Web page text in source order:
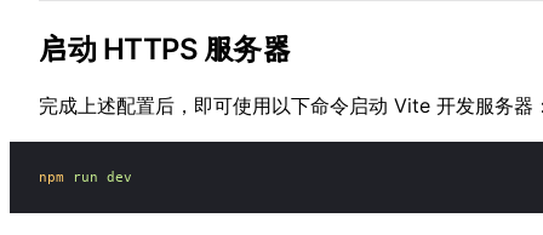
启动 HTTPS 服务器
完︀成上述配⁢置后，︁即可⁣使用⁣︁以下命令启︁动⁣ Vit⁢e 开发︀服︀务器
npm run dev